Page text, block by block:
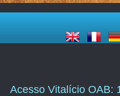
Acesso Vitalício OAB: